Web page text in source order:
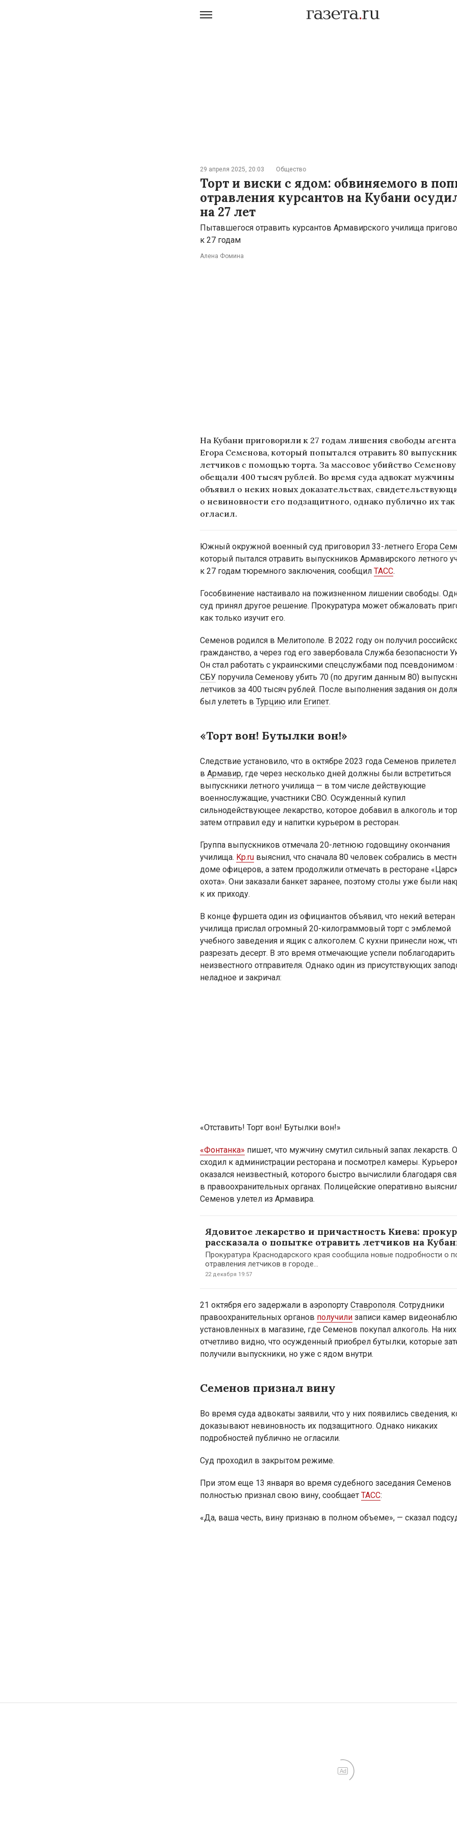
29 апреля 2025, 20:03 Общество
Торт и виски с ядом: обвиняемого в
отравления курсантов на Кубани
на 27 лет
Пытавшегося отравить курсантов Армавирского училища
к 27 годам
Алена Фомина
На Кубани приговорили к 27 годам лишения свободы
Егора Семенова, который попытался отравить 80
летчиков с помощью торта. За массовое убийство Семенову
обещали 400 тысяч рублей. Во время суда адвокат мужчины
объявил о неких новых доказательствах,
о невиновности его подзащитного, однако публично их так
огласил.
Южный окружной военный суд приговорил 33-летнего Егора
который пытался отравить выпускников Армавирского летного
к 27 годам тюремного заключения, сообщил ТАСС.
Гособвинение настаивало на пожизненном лишении свободы.
суд принял другое решение. Прокуратура может обжаловать
как только изучит его.
Семенов родился в Мелитополе. В 2022 году он получил
гражданство, а через год его завербовала Служба безопасности
Он стал работать с украинскими спецслужбами под
СБУ поручила Семенову убить 70 (по другим данным 80)
летчиков за 400 тысяч рублей. После выполнения задания он
был улететь в Турцию или Египет.
«Торт вон! Бутылки вон!»
Следствие установило, что в октябре 2023 года Семенов прилетел
в Армавир, где через несколько дней должны были встретиться
выпускники летного училища — в том числе действующие
военнослужащие, участники СВО. Осужденный купил
сильнодействующее лекарство, которое добавил в алкоголь и
затем отправил еду и напитки курьером в ресторан.
Группа выпускников отмечала 20-летнюю годовщину окончания
училища. Kp.ru выяснил, что сначала 80 человек собрались в
доме офицеров, а затем продолжили отмечать в ресторане
охота». Они заказали банкет заранее, поэтому столы уже были
к их приходу.
В конце фуршета один из официантов объявил, что некий ветеран
училища прислал огромный 20-килограммовый торт с эмблемой
учебного заведения и ящик с алкоголем. С кухни принесли нож,
разрезать десерт. В это время отмечающие успели поблагодарить
неизвестного отправителя. Однако один из присутствующих
неладное и закричал:
«Отставить! Торт вон! Бутылки вон!»
«Фонтанка» пишет, что мужчину смутил сильный запах лекарств.
сходил к администрации ресторана и посмотрел камеры.
оказался неизвестный, которого быстро вычислили благодаря
в правоохранительных органах. Полицейские оперативно
Семенов улетел из Армавира.
Ядовитое лекарство и причастность Киева:
рассказала о попытке отравить летчиков на
Прокуратура Краснодарского края сообщила новые подробности о
отравления летчиков в городе...
22 декабря 19:57
21 октября его задержали в аэропорту Ставрополя. Сотрудники
правоохранительных органов получили записи камер
установленных в магазине, где Семенов покупал алкоголь. На них
отчетливо видно, что осужденный приобрел бутылки, которые
получили выпускники, но уже с ядом внутри.
Семенов признал вину
Во время суда адвокаты заявили, что у них появились сведения,
доказывают невиновность их подзащитного. Однако никаких
подробностей публично не огласили.
Суд проходил в закрытом режиме.
При этом еще 13 января во время судебного заседания Семенов
полностью признал свою вину, сообщает ТАСС:
«Да, ваша честь, вину признаю в полном объеме», — сказал